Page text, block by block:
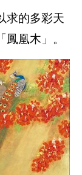
求的多彩天
凰木」。